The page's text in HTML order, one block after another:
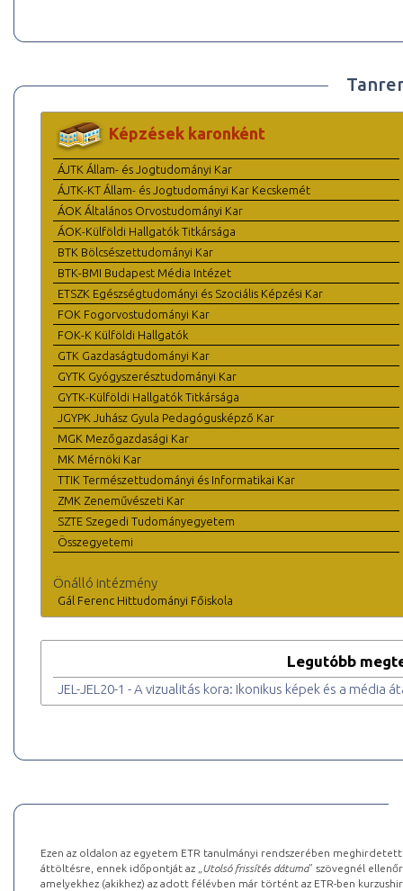
Képzések karonként
ÁJTK Állam- és Jogtudományi Kar
ÁJTK-KT Állam- és Jogtudományi Kar Kecskemét
ÁOK Általános Orvostudományi Kar
ÁOK-Külföldi Hallgatók Titkársága
BTK Bölcsészettudományi Kar
BTK-BMI Budapest Média Intézet
ETSZK Egészségtudományi és Szociális Képzési Kar
FOK Fogorvostudományi Kar
FOK-K Külföldi Hallgatók
GTK Gazdaságtudományi Kar
GYTK Gyógyszerésztudományi Kar
GYTK-Külföldi Hallgatók Titkársága
JGYPK Juhász Gyula Pedagógusképző Kar
MGK Mezőgazdasági Kar
MK Mérnöki Kar
TTIK Természettudományi és Informatikai Kar
ZMK Zeneművészeti Kar
SZTE Szegedi Tudományegyetem
Összegyetemi
Önálló intézmény
Gál Ferenc Hittudományi Főiskola
Legutóbb
JEL-JEL20-1 - A vizualitás kora: Ikonikus képek és a média
Ezen az oldalon az egyetem ETR tanulmányi rendszerében
áttöltésre, ennek időpontját az „ Utolsó frissítés dátuma” szövegnél
amelyekhez (akikhez) az adott félévben már történt az ETR-ben